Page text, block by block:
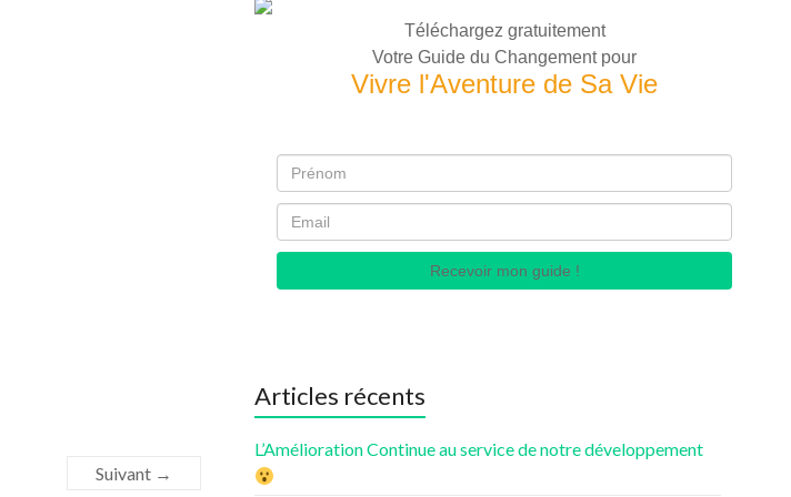
Suivant →
Téléchargez gratuitement
Votre Guide du Changement pour
Vivre l'Aventure de Sa Vie
Recevoir mon guide !
Articles récents
L’Amélioration Continue au service de notre développement